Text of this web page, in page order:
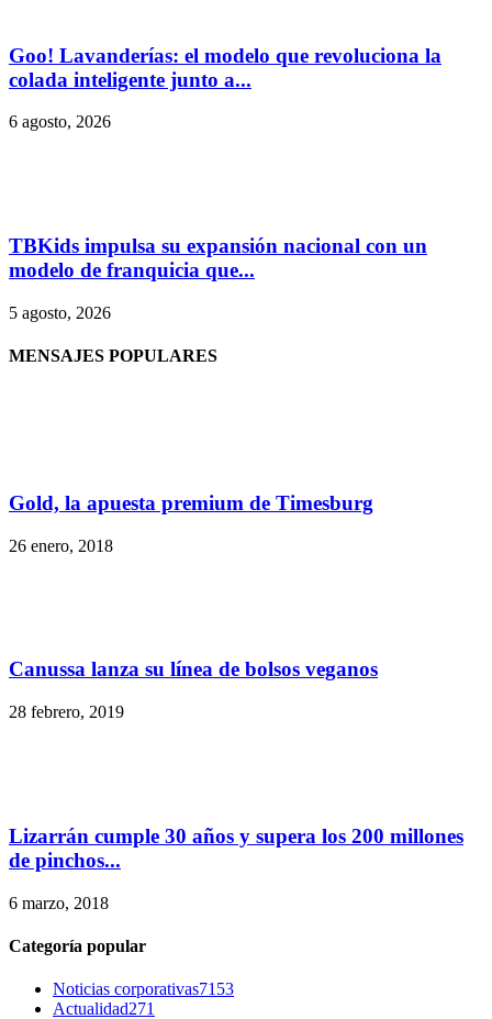
Goo! Lavanderías: el modelo que revoluciona la
colada inteligente junto a...
6 agosto, 2026
TBKids impulsa su expansión nacional con un
modelo de franquicia que...
5 agosto, 2026
MENSAJES POPULARES
Gold, la apuesta premium de Timesburg
26 enero, 2018
Canussa lanza su línea de bolsos veganos
28 febrero, 2019
Lizarrán cumple 30 años y supera los 200 millones
de pinchos...
6 marzo, 2018
Categoría popular
Noticias corporativas7153
Actualidad271